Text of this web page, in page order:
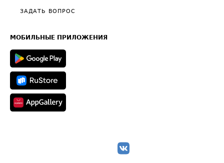
Общие положения
Полезное по перевозкам
Техническая информация
ЗАДАТЬ ВОПРОС
МОБИЛЬНЫЕ ПРИЛОЖЕНИЯ